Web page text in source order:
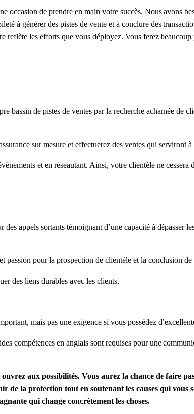
occasion de prendre en main votre succès. Nous avons
à générer des pistes de vente et à conclure des
les efforts que vous déployez. Vous ferez beaucoup
bassin de pistes de ventes par la recherche acharnée de
sur mesure et effectuerez des ventes qui serviront
et en réseautant. Ainsi, votre clientèle ne cessera
appels sortants témoignant d’une capacité à dépasser
passion pour la prospection de clientèle et la conclusion de
des liens durables avec les clients.
mais pas une exigence si vous possédez
compétences en anglais sont requises pour une
aux possibilités. Vous aurez la chance de faire
de la protection tout en soutenant les causes qui
qui change concrètement les choses.